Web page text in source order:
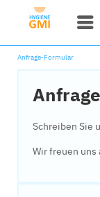
Anfrage-Formular
Schreiben Sie
Wir freuen